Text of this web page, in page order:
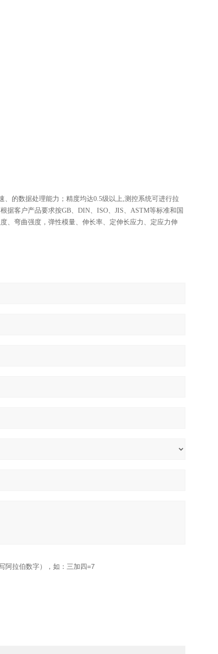
、的数据处理能力；精度均达0.5级以上,测控系统可进行拉
据客户产品要求按GB、DIN、ISO、JIS、ASTM等标准和国
、弯曲强度，弹性模量、伸长率、定伸长应力、定应力伸
阿拉伯数字），如：三加四=7